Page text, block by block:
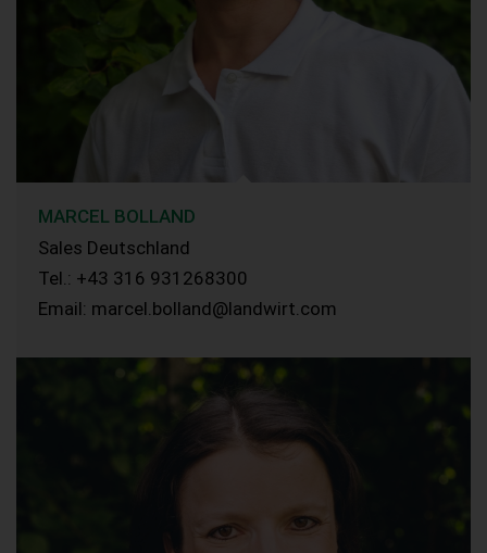
MARCEL BOLLAND
Sales Deutschland
Tel.: +43 316 931268300
Email: marcel.bolland@landwirt.com